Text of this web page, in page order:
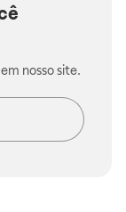
nosso site.